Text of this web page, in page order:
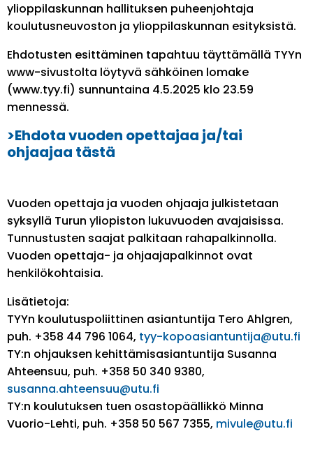
ylioppilaskunnan hallituksen puheenjohtaja
koulutusneuvoston ja ylioppilaskunnan esityksistä.
Ehdotusten esittäminen tapahtuu täyttämällä TYYn
www-sivustolta löytyvä sähköinen lomake
(www.tyy.fi) sunnuntaina 4.5.2025 klo 23.59
mennessä.
>Ehdota vuoden opettajaa ja/tai
ohjaajaa tästä
Vuoden opettaja ja vuoden ohjaaja julkistetaan
syksyllä Turun yliopiston lukuvuoden avajaisissa.
Tunnustusten saajat palkitaan rahapalkinnolla.
Vuoden opettaja- ja ohjaajapalkinnot ovat
henkilökohtaisia.
Lisätietoja:
TYYn koulutuspoliittinen asiantuntija Tero Ahlgren,
puh. +358 44 796 1064, tyy-kopoasiantuntija@utu.fi
TY:n ohjauksen kehittämisasiantuntija Susanna
Ahteensuu, puh. +358 50 340 9380,
susanna.ahteensuu@utu.fi
TY:n koulutuksen tuen osastopäällikkö Minna
Vuorio-Lehti, puh. +358 50 567 7355, mivule@utu.fi